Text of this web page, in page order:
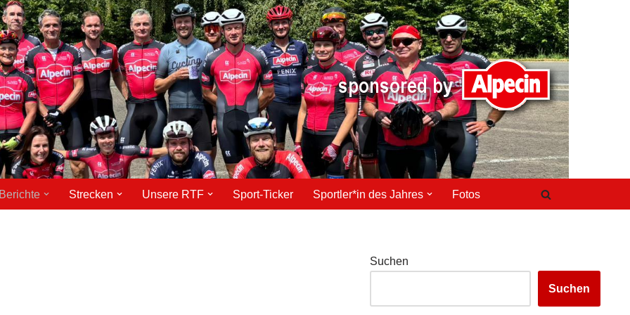
Berichte Strecken Unsere RTF Sport-Ticker Sportler*in des Jahres Fotos
Suchen
Suchen